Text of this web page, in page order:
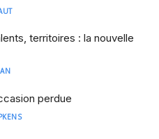
territoires : la nouvelle
perdue